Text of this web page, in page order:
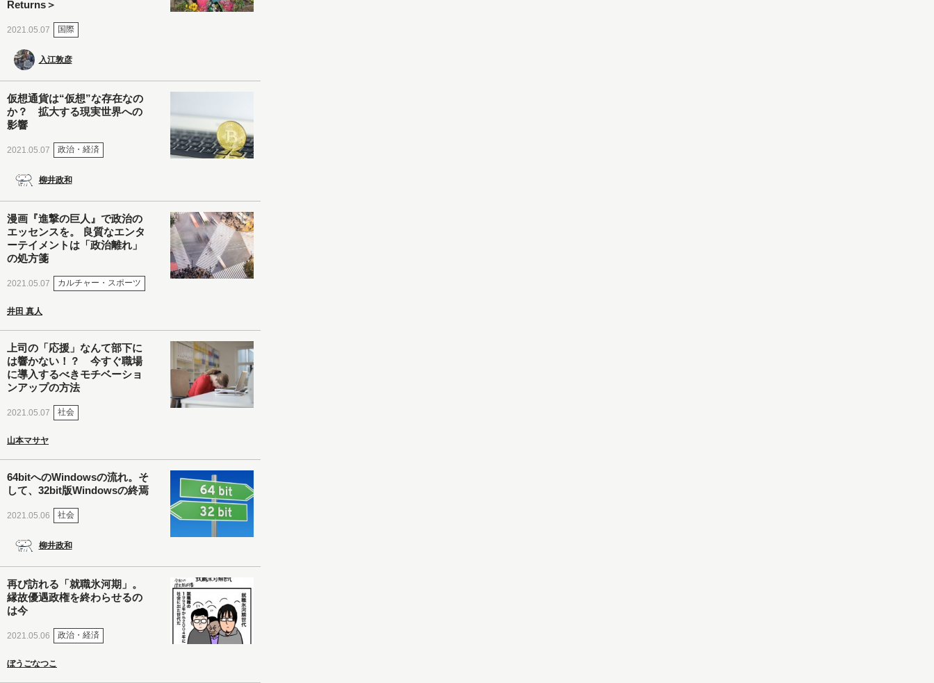
Returns＞
2021.05.07 国際
入江敦彦
仮想通貨は“仮想”な存在なの
か？ 拡大する現実世界への
影響
2021.05.07 政治・経済
柳井政和
漫画『進撃の巨人』で政治の
エッセンスを。 良質なエンタ
ーテイメントは「政治離れ」
の処方箋
2021.05.07 カルチャー・スポーツ
井田 真人
上司の「応援」なんて部下に
は響かない！？ 今すぐ職場
に導入するべきモチベーショ
ンアップの方法
2021.05.07 社会
山本マサヤ
64bitへのWindowsの流れ。そ
して、32bit版Windowsの終焉
2021.05.06 社会
柳井政和
再び訪れる「就職氷河期」。
縁故優遇政権を終わらせるの
は今
2021.05.06 政治・経済
ぼうごなつこ